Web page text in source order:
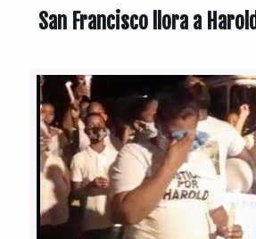
San Francisco llora a Harold